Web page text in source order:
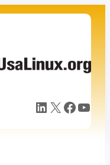
LinkedIn X Facebook YouTube